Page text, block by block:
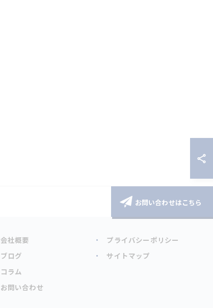
お問い合わせはこちら
会社概要
ブログ
コラム
お問い合わせ
プライバシーポリシー
サイトマップ